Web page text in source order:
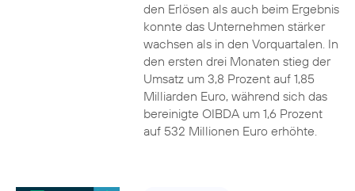
den Erlösen als auch beim Ergebnis
konnte das Unternehmen stärker
wachsen als in den Vorquartalen. In
den ersten drei Monaten stieg der
Umsatz um 3,8 Prozent auf 1,85
Milliarden Euro, während sich das
bereinigte OIBDA um 1,6 Prozent
auf 532 Millionen Euro erhöhte.